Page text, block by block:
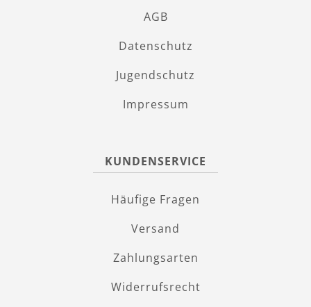
AGB
Datenschutz
Jugendschutz
Impressum
KUNDENSERVICE
Häufige Fragen
Versand
Zahlungsarten
Widerrufsrecht